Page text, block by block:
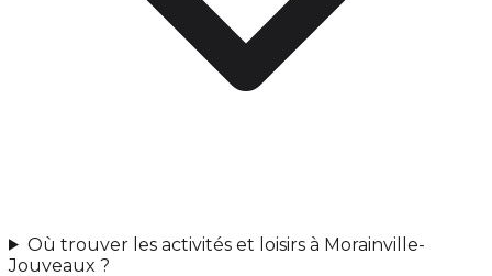
Où trouver les activités et loisirs à Morainville-
Jouveaux ?